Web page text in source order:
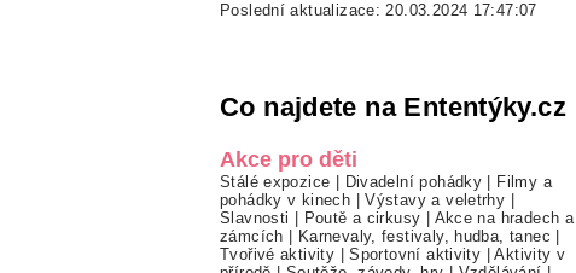
Poslední aktualizace: 20.03.2024 17:47:07
Co najdete na Ententýky.cz
Akce pro děti
Stálé expozice Divadelní pohádky
Filmy a
pohádky v kinech |Výstavy a veletrhy
Slavnosti
Poutě a cirkusy
Akce na hradech a
zámcích
Karnevaly, festivaly, hudba, tanec
Tvořivé aktivity |Sportovní aktivity |Aktivity v